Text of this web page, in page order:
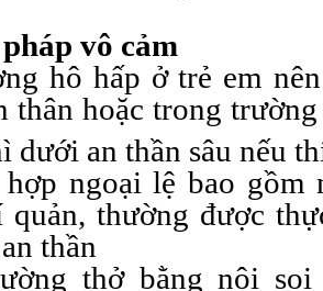
vô cảm
hô hấp ở trẻ em
thân hoặc trong
dưới an thần sâu nếu
ngoại lệ bao gồm
thường được
thần
thở bằng nội soi